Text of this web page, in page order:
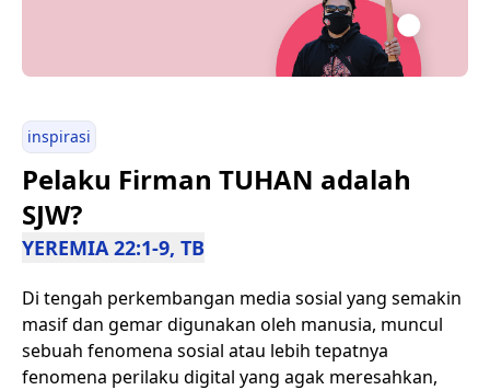
inspirasi
Pelaku Firman TUHAN adalah
SJW?
YEREMIA 22:1-9, TB
Di tengah perkembangan media sosial yang semakin
masif dan gemar digunakan oleh manusia, muncul
sebuah fenomena sosial atau lebih tepatnya
fenomena perilaku digital yang agak meresahkan,